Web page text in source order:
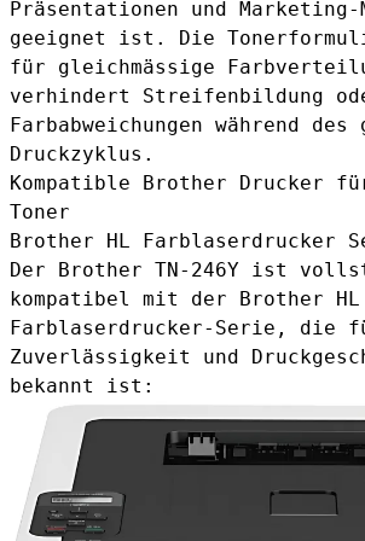
Präsentationen und
geeignet ist. Die
für gleichmässige
verhindert Streifenbildung
Farbabweichungen während des
Druckzyklus.
Kompatible Brother Drucker
Toner
Brother HL Farblaserdrucker
Der Brother TN-246Y ist
kompatibel mit der Brother HL
Farblaserdrucker-Serie, die
Zuverlässigkeit und
bekannt ist: